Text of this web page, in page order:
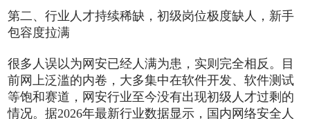
第二、行业人才持续稀缺，初级岗位极度缺人，新手
包容度拉满
很多人误以为网安已经人满为患，实则完全相反。目
前网上泛滥的内卷，大多集中在软件开发、软件测试
等饱和赛道，网安行业至今没有出现初级人才过剩的
情况。据2026年最新行业数据显示，国内网络安全人